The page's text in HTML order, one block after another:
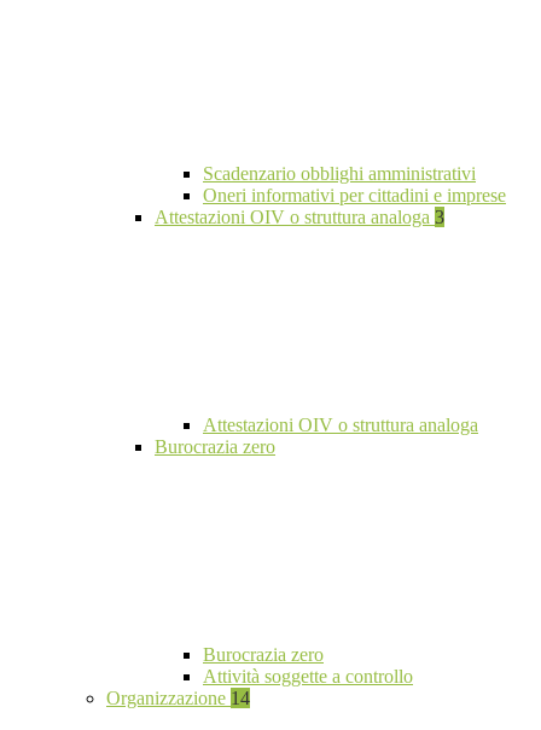
Scadenzario obblighi amministrativi
Oneri informativi per cittadini e imprese
Attestazioni OIV o struttura analoga 3
Attestazioni OIV o struttura analoga
Burocrazia zero
Burocrazia zero
Attività soggette a controllo
Organizzazione 14